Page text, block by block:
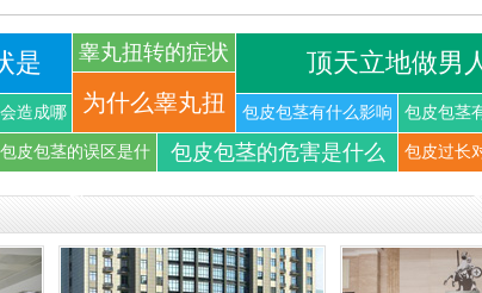
是
造成哪
睾丸扭转的症状
你知道
为什么睾丸扭
转可以导
顶天立地做男
包皮包茎有什么影响 包皮包茎
包皮包茎的误区是什 包皮包茎的危害是什么 包皮过长